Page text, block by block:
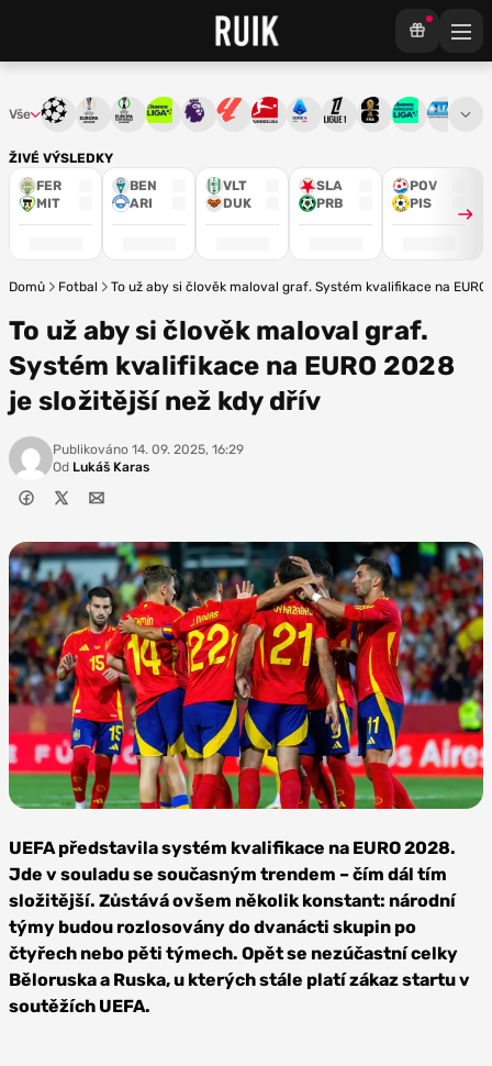
ŽIVÉ VÝSLEDKY
FER
MIT
BEN
ARI
VLT
DUK
SLA
PRB
POV
PIS
Vše Liga mistrůEvropská liga
Konferenční liga
Chance ligaPremier League
La LigaBundesliga
Serie ALigue 1Mistrovství světa
Chance3. ČFL
Domů Fotbal To už aby si člověk maloval graf. Systém kvalifikace na
To už aby si člověk maloval graf.
Systém kvalifikace na EURO 2028
je složitější než kdy dřív
Publikováno 14. 09. 2025, 16:29
Od Lukáš Karas
Depositphotos
UEFA představila systém kvalifikace na EURO 2028.
Jde v souladu se současným trendem – čím dál tím
složitější. Zůstává ovšem několik konstant: národní
týmy budou rozlosovány do dvanácti skupin po
čtyřech nebo pěti týmech. Opět se nezúčastní celky
Běloruska a Ruska, u kterých stále platí zákaz startu v
soutěžích UEFA.